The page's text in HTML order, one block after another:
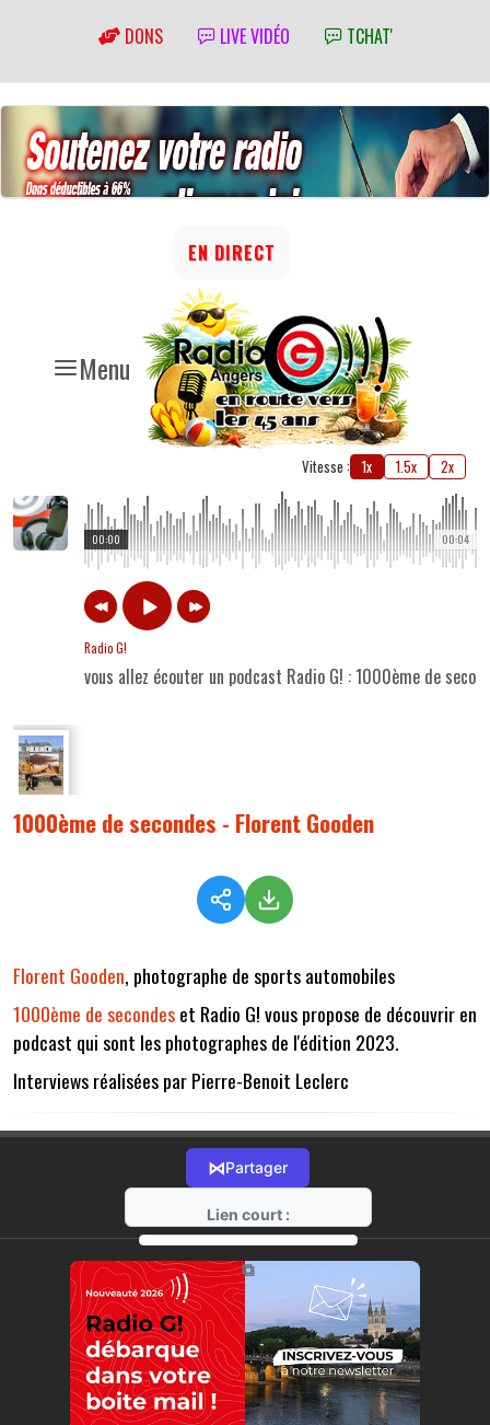
DONS LIVE VIDÉO TCHAT'
Menu
EN DIRECT
Vitesse : 1x 1.5x 2x
00:04
00:00
Radio G!
vous allez écouter un podcast Radio G! : 1000ème de
1000ème de secondes - Florent Gooden
Florent Gooden, photographe de sports automobiles
1000ème de secondeset Radio G! vous propose de découvrir en
podcast qui sont les photographes de l'édition 2023.
Interviews réalisées par Pierre-Benoit Leclerc
⋈Partager
Lien court :
https://radio-g.fr?12277
⧉